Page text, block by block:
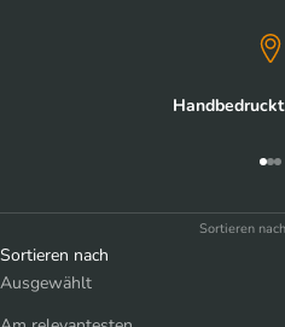
Sortieren nach
Sortieren nach
Ausgewählt